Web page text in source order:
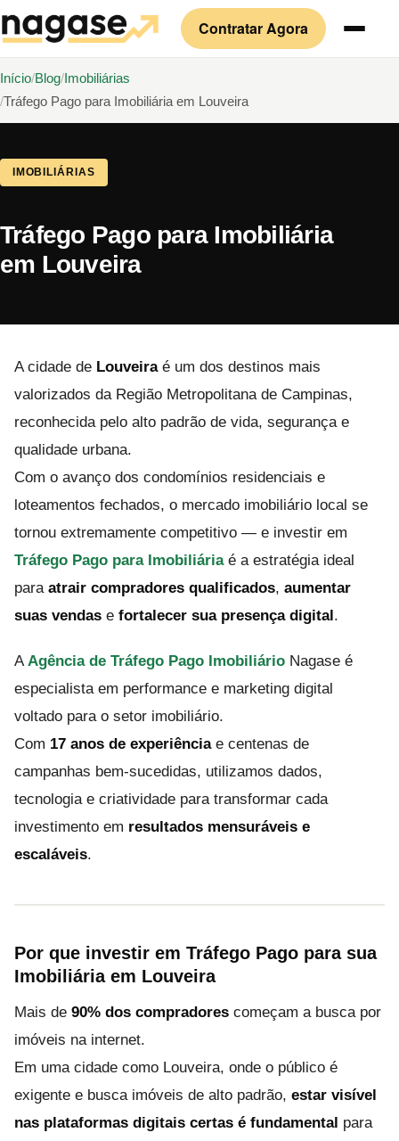
Contratar Agora
Início Blog Imobiliárias
Tráfego Pago para Imobiliária em Louveira
IMOBILIÁRIAS
Tráfego Pago para Imobiliária
em Louveira
A cidade de Louveiraé um dos destinos mais
valorizados da Região Metropolitana de Campinas,
reconhecida pelo alto padrão de vida, segurança e
qualidade urbana.
Com o avanço dos condomínios residenciais e
loteamentos fechados, o mercado imobiliário local se
tornou extremamente competitivo — e investir em
Tráfego Pago para Imobiliáriaé a estratégia ideal
para atrair compradores qualificados, aumentar
suas vendas e fortalecer sua presença digital.
AAgência de Tráfego Pago Imobiliário Nagase é
especialista em performance e marketing digital
voltado para o setor imobiliário.
Com 17 anos de experiênciae centenas de
campanhas bem-sucedidas, utilizamos dados,
tecnologia e criatividade para transformar cada
investimento em resultados mensuráveis e
escaláveis.
Por que investir em Tráfego Pago para sua
Imobiliária em Louveira
Mais de 90% dos compradores começam a busca por
imóveis na internet.
Em uma cidade como Louveira, onde o público é
exigente e busca imóveis de alto padrão, estar visível
nas plataformas digitais certas é fundamental para